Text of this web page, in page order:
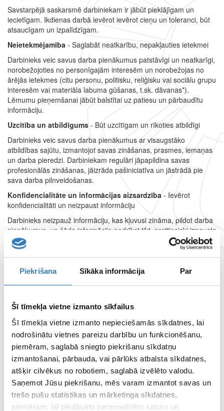
Piekrišana Sīkāka informācija Par
Šī tīmekļa vietne izmanto sīkfailus
Šī tīmekļa vietne izmanto nepieciešamās sīkdatnes, lai
nodrošinātu vietnes pareizu darbību un funkcionēšanu,
piemēram, saglabā sniegto piekrišanu sīkdatņu
izmantošanai, pārbauda, vai pārlūks atbalsta sīkdatnes,
atšķir cilvēkus no robotiem, saglabā izvēlēto valodu.
Saņemot Jūsu piekrišanu, mēs varam izmantot savas un
trešo pušu statistikas un mārketinga sīkdatnes,
piemēram, lai piedāvātu personalizētu saturu un
Savstarpējā saskarsmē darbiniekam ir jābūt pieklājīgam un
iecietīgam. Ikdienas darbā ievērot ievērot cieņu un toleranci, būt
atsaucīgam un izpalīdzīgam.
Neietekmējamība - Saglabāt neatkarību, nepakļauties ietekmei
Darbinieks veic savus darba pienākumus patstāvīgi un neatkarīgi,
norobežojoties no personīgajām interesēm un norobežojas no
ārējās ietekmes (citu personu, politisku, reliģisku vai sociālu grupu
interesēm vai materiāla labuma gūšanas, t.sk. dāvanas*).
Lēmumu pieņemšanai jābūt balstītai uz patiesu un pārbaudītu
informāciju.
Uzcītība un atbildīgums - Būt uzcītīgam un rīkoties atbildīgi
Darbinieks veic savus darba pienākumus ar visaugstāko
atbildības sajūtu, izmantojot savas zināšanas, prasmes, iemaņas
un darba pieredzi. Darbiniekam regulāri jāpapildina savas
profesionālās zināšanas, jāizrāda pašiniciatīva un jāstrādā pie
sava darba pilnveidošanas.
Konfidencialitāte un informācijas aizsardzība - Ievērot
konfidencialitāti un neizpaust informāciju
Darbinieks neizpauž informāciju, kas kļuvusi zināma, pildot darba
pienākumus, un šāda informācija nedrīkst tikt prettiesiski izpausta
vai izmantota mērķiem, kas nav saistīti ar amata pienākumu
veikšanu vai konkrētu darba uzdevumu pildīšanu.
pienākuma, atteikšanās no kādas tiesības, kā arī citas darbības,
kuru rezultātā rodas kāds labums), kura tiešs vai netiešs guvējs ir
darbinieks. Par DĀVANĀM ir uzskatāmas ne tikai priekšmetiskas
vai materiālas
vērtības, piemēram, preces vai nauda, bet arī dažāda veida
darījumi, kuros darbinieks gūst kādu labumu vai priekšrocības.
(Par dāvanu netiek uzskatīti, piemēram, ziedi, saldumi, grāmata
u.c. līdz materiālai vērtībai 25,00 EUR).
Iespējamo koruptīvo darbību, interešu konflikta vai